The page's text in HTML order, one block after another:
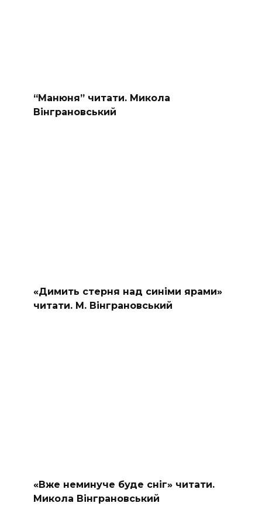
“Манюня” читати. Микола
Вінграновський
«Димить стерня над синіми ярами»
читати. М. Вінграновський
«Вже неминуче буде сніг» читати.
Микола Вінграновський